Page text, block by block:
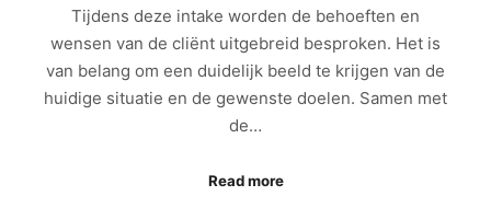
Tijdens deze intake worden de behoeften en
wensen van de cliënt uitgebreid besproken. Het is
van belang om een duidelijk beeld te krijgen van de
huidige situatie en de gewenste doelen. Samen met
de…
Read more